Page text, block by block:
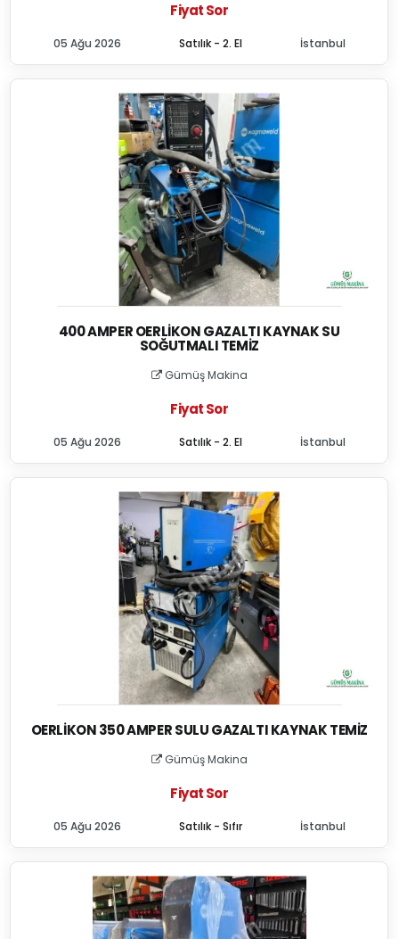
Fiyat Sor
Satılık - 2. El
05 Ağu 2026 İstanbul
400 AMPER OERLIKON GAZALTI KAYNAK SU
SOĞUTMALI TEMIZ
Gümüş Makina
Fiyat Sor
Satılık - 2. El
05 Ağu 2026 İstanbul
OERLIKON 350 AMPER SULU GAZALTI KAYNAK TEMIZ
Gümüş Makina
Fiyat Sor
Satılık - Sıfır
05 Ağu 2026 İstanbul